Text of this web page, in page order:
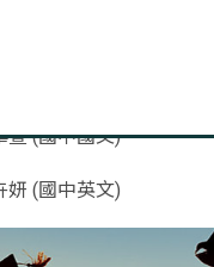
萱 (國中國文)
妍 (國中英文)